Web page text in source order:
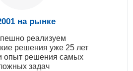
на рынке
реализуем
решения уже 25 лет
опыт решения самых
задач